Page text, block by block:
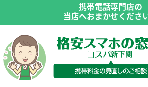
携帯電話専門店の
当店へおまかせくださ